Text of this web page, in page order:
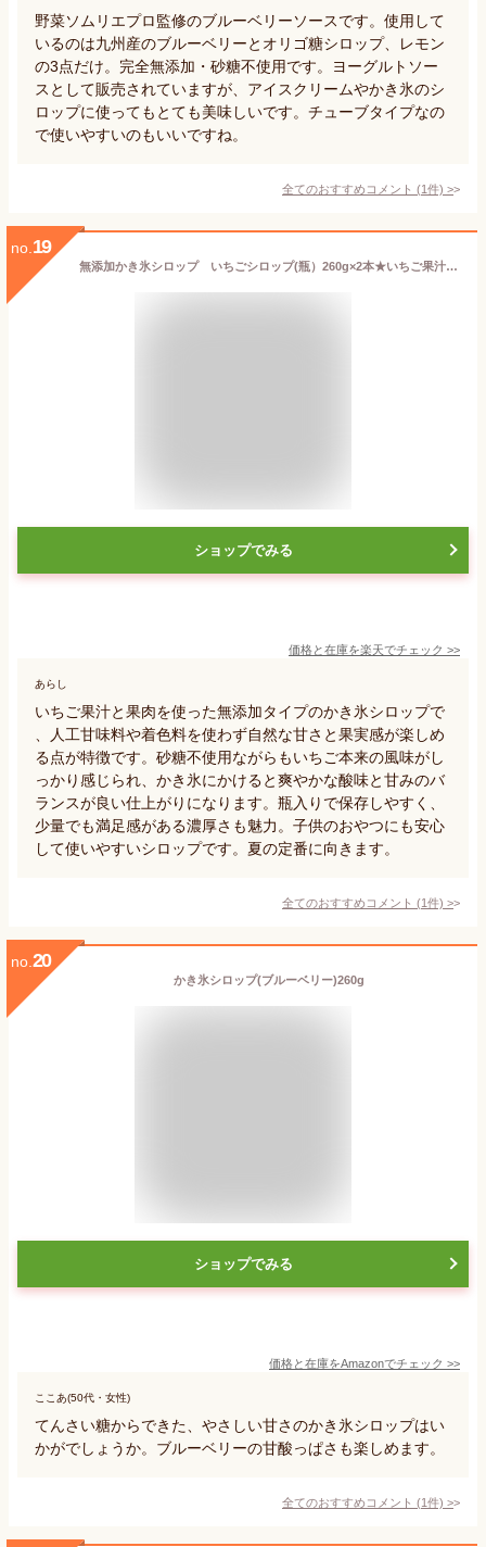
野菜ソムリエプロ監修のブルーベリーソースです。使用して
いるのは九州産のブルーベリーとオリゴ糖シロップ、レモン
の3点だけ。完全無添加・砂糖不使用です。ヨーグルトソー
スとして販売されていますが、アイスクリームやかき氷のシ
ロップに使ってもとても美味しいです。チューブタイプなの
で使いやすいのもいいですね。
全てのおすすめコメント (1件) >
no. 19
無添加かき氷シロップ いちごシロップ(瓶）260g×2本★いちご果汁・果肉使用★着色料・香料・酸化防止剤不使用★送料無料・1個です。
ショップでみる
価格と在庫を楽天でチェック >>
あらし
いちご果汁と果肉を使った無添加タイプのかき氷シロップで
、人工甘味料や着色料を使わず自然な甘さと果実感が楽しめ
る点が特徴です。砂糖不使用ながらもいちご本来の風味がし
っかり感じられ、かき氷にかけると爽やかな酸味と甘みのバ
ランスが良い仕上がりになります。瓶入りで保存しやすく、
少量でも満足感がある濃厚さも魅力。子供のおやつにも安心
して使いやすいシロップです。夏の定番に向きます。
全てのおすすめコメント (1件) >
no. 20
かき氷シロップ(ブルーベリー)260g
ショップでみる
価格と在庫をAmazonでチェック >>
ここあ(50代・女性)
てんさい糖からできた、やさしい甘さのかき氷シロップはい
かがでしょうか。ブルーベリーの甘酸っぱさも楽しめます。
全てのおすすめコメント (1件) >